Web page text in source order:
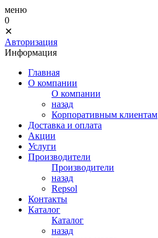
меню
0
✕
Авторизация
Информация
Главная
О компании
О компании
назад
Корпоративным клиентам
Доставка и оплата
Акции
Услуги
Производители
Производители
назад
Repsol
Контакты
Каталог
Каталог
назад